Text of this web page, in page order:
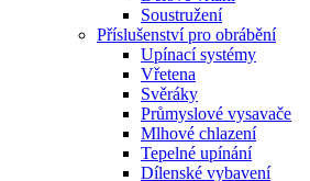
Soustružení
Příslušenství pro obrábění
Upínací systémy
Vřetena
Svěráky
Průmyslové vysavače
Mlhové chlazení
Tepelné upínání
Dílenské vybavení